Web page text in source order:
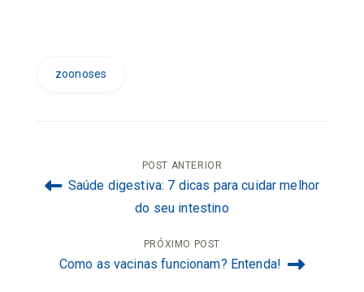
zoonoses
NavegaçãoPOST ANTERIOR
Saúde digestiva: 7 dicas para cuidar melhor
do seu intestino
PRÓXIMO POST
Como as vacinas funcionam? Entenda!